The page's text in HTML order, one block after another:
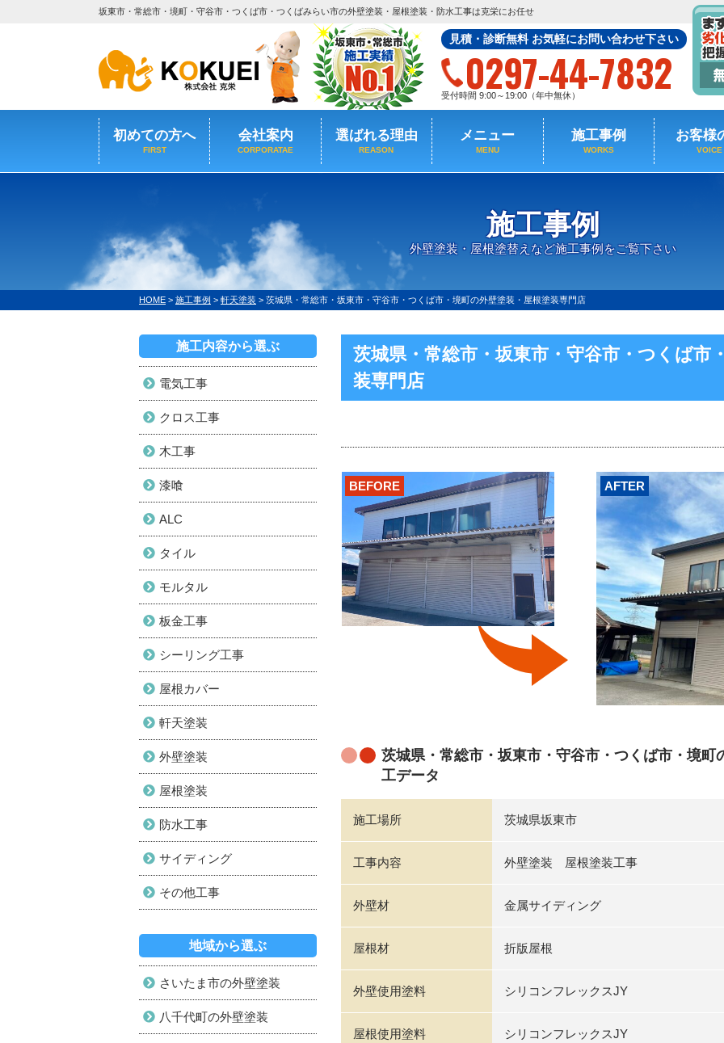
坂東市・常総市・境町・守谷市・つくば市・つくばみらい市の外壁塗装・屋根塗装・防水工事は克栄にお任せ
見積・診断無料 お気軽にお問い合わせ下さい
0297-44-7832
受付時間 9:00～19:00（年中無休）
初めての方へ
FIRST
会社案内
CORPORATAE
選ばれる理由
REASON
メニュー
MENU
施工事例
WORKS
お客様
VOICE
施工事例
外壁塗装・屋根塗替えなど施工事例をご覧下さい
HOME > 施工事例 > 軒天塗装 > 茨城県・常総市・坂東市・守谷市・つくば市・境町の外壁塗装・屋根塗装専門店
茨城県・常総市・坂東市・守谷市・つくば市
装専門店
AFTER
BEFORE
茨城県・常総市・坂東市・守谷市・つくば市・境
工データ
施工場所 茨城県坂東市
工事内容 外壁塗装 屋根塗装工事
外壁材 金属サイディング
屋根材 折版屋根
外壁使用塗料 シリコンフレックスJY
屋根使用塗料 シリコンフレックスJY
施工内容から選ぶ
電気工事
クロス工事
木工事
漆喰
ALC
タイル
モルタル
板金工事
シーリング工事
屋根カバー
軒天塗装
外壁塗装
屋根塗装
防水工事
サイディング
その他工事
地域から選ぶ
さいたま市の外壁塗装
八千代町の外壁塗装